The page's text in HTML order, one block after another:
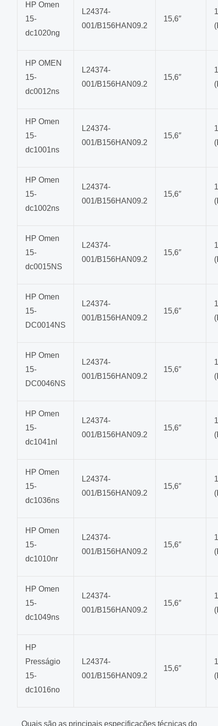
HP Omen
15-
dc1020ng
L24374-
001/B156HAN09.2
15,6″
HP OMEN
15-
dc0012ns
L24374-
001/B156HAN09.2
15,6″
HP Omen
15-
dc1001ns
L24374-
001/B156HAN09.2
15,6″
HP Omen
15-
dc1002ns
L24374-
001/B156HAN09.2
15,6″
HP Omen
15-
dc0015NS
L24374-
001/B156HAN09.2
15,6″
HP Omen
15-
DC0014NS
L24374-
001/B156HAN09.2
15,6″
HP Omen
15-
DC0046NS
L24374-
001/B156HAN09.2
15,6″
HP Omen
15-
dc1041nl
L24374-
001/B156HAN09.2
15,6″
HP Omen
15-
dc1036ns
L24374-
001/B156HAN09.2
15,6″
HP Omen
15-
dc1010nr
L24374-
001/B156HAN09.2
15,6″
HP Omen
15-
dc1049ns
L24374-
001/B156HAN09.2
15,6″
HP
Presságio
15-
dc1016no
L24374-
001/B156HAN09.2
15,6″
Quais são as principais especificações técnicas do